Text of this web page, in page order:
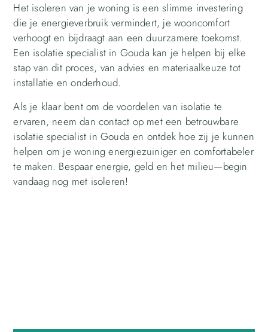
Het isoleren van je woning is een slimme investering
die je energieverbruik vermindert, je wooncomfort
verhoogt en bijdraagt aan een duurzamere toekomst.
Een isolatie specialist in Gouda kan je helpen bij elke
stap van dit proces, van advies en materiaalkeuze tot
installatie en onderhoud.
Als je klaar bent om de voordelen van isolatie te
ervaren, neem dan contact op met een betrouwbare
isolatie specialist in Gouda en ontdek hoe zij je kunnen
helpen om je woning energiezuiniger en comfortabeler
te maken. Bespaar energie, geld en het milieu—begin
vandaag nog met isoleren!